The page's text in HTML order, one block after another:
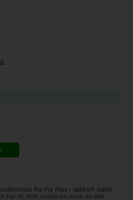
fra Pia Ries i lækkert blødt
har et stot lynlåsrum samt en lille